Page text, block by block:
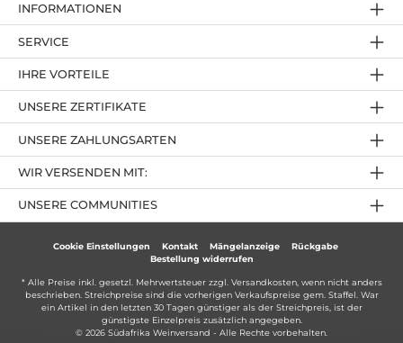
IHRE VORTEILE
UNSERE ZAHLUNGSARTEN
UNSERE ZERTIFIKATE
INFORMATIONEN
SERVICE
UNSERE COMMUNITIES
WIR VERSENDEN MIT:
Cookie Einstellungen Kontakt Mängelanzeige
Rückgabe
Bestellung widerrufen
* Alle Preise inkl. gesetzl. Mehrwertsteuer zzgl. Versandkosten, wenn nicht anders
beschrieben. Streichpreise sind die vorherigen Verkaufspreise gem. Staffel. War
ein Artikel in den letzten 30 Tagen günstiger als der Streichpreis, ist der
günstigste Einzelpreis zusätzlich angegeben.
© 2026 Südafrika Weinversand - Alle Rechte vorbehalten.